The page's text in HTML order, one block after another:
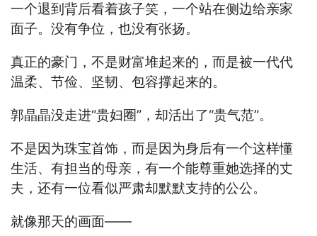
一个退到背后看着孩子笑，一个站在侧边给亲家
面子。没有争位，也没有张扬。
真正的豪门，不是财富堆起来的，而是被一代代
温柔、节俭、坚韧、包容撑起来的。
郭晶晶没走进“贵妇圈”，却活出了“贵气范”。
不是因为珠宝首饰，而是因为身后有一个这样懂
生活、有担当的母亲，有一个能尊重她选择的丈
夫，还有一位看似严肃却默默支持的公公。
就像那天的画面——